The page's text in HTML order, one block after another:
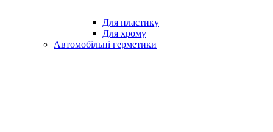
Для пластику
Для хрому
Автомобільні герметики